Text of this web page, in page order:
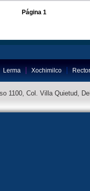
Página 1
Lerma Xochimilco
1100, Col. Villa Quietud,